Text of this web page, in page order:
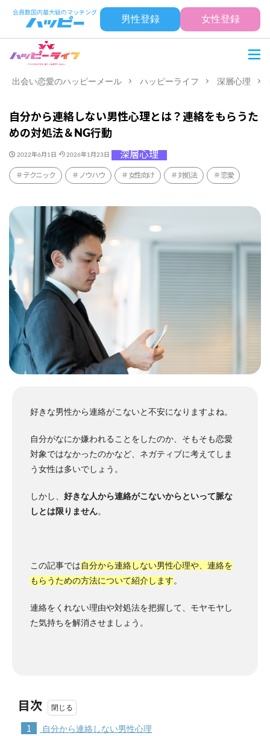
男性登録 女性登録
出会い恋愛のハッピーメール ハッピーライフ 深層心理
自分から連絡しない男性心理とは？連絡をもらうた
めの対処法＆NG行動
2022年6月1日 2026年1月23日 深層心理
テクニック ノウハウ 女性向け 対処法 恋愛
好きな男性から連絡がこないと不安になりますよね。
自分がなにか嫌われることをしたのか、そもそも恋愛
対象ではなかったのかなど、ネガティブに考えてしま
う女性は多いでしょう。
しかし、 好きな人から連絡がこないからといって脈な
しとは限りません。
この記事では自分から連絡しない男性心理や、連絡を
もらうための方法について紹介します。
連絡をくれない理由や対処法を把握して、モヤモヤし
た気持ちを解消させましょう。
目次
1 自分から連絡しない男性心理